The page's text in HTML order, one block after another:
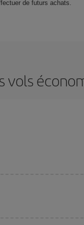
de futurs achats.
vols
coup œil à nos offres et